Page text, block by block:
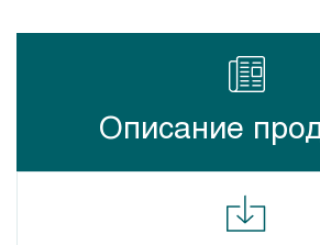
Описание